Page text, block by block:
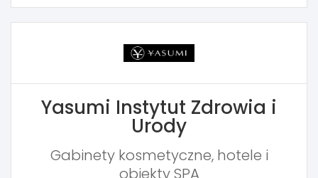
Yasumi Instytut Zdrowia i
Urody
Gabinety kosmetyczne, hotele i
obiekty SPA